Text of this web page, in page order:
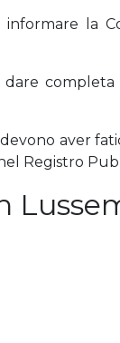
la
aver
Registro